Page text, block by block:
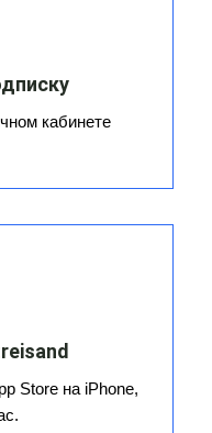
кабинете
Store на iPhone,